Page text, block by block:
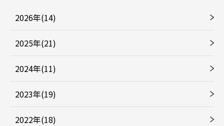
2026年(14)
2025年(21)
2024年(11)
2023年(19)
2022年(18)